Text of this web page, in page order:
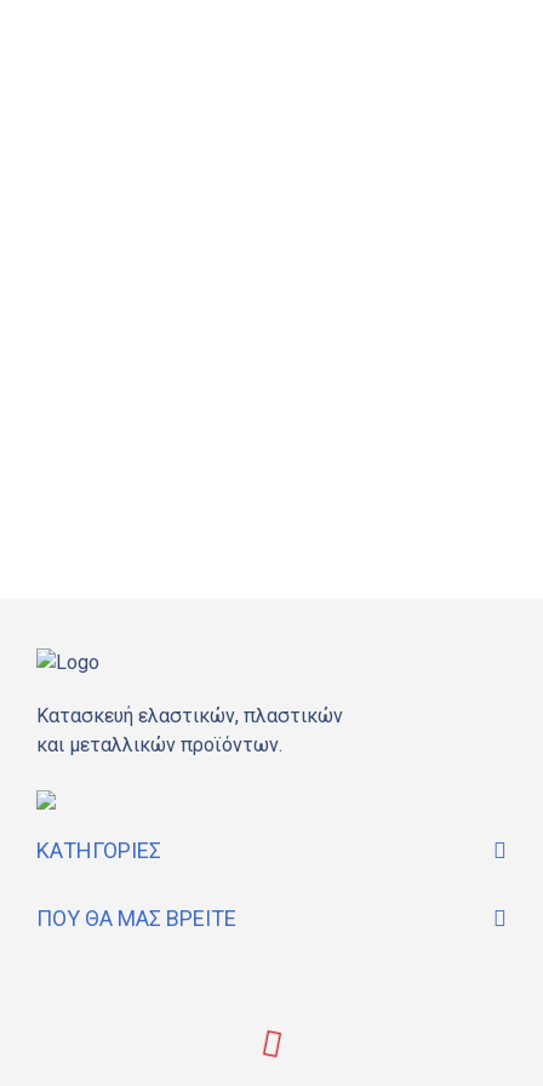
Κατασκευή ελαστικών, πλαστικών
και μεταλλικών προϊόντων.
ΚΑΤΗΓΟΡΊΕΣ
ΠΟΎ ΘΑ ΜΑΣ ΒΡΕΊΤΕ